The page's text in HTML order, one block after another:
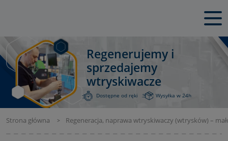
Regenerujemy i
sprzedajemy
wtryskiwacze
Dostępne od ręki Wysyłka w 24h
Strona główna Regeneracja, naprawa wtryskiwaczy (wtrysków) –